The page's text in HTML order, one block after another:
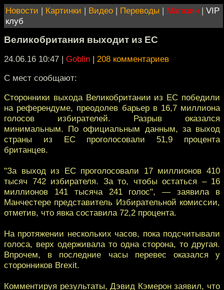
Новости | Картинки | Видео | Переводы | Магазин | VIP
клуб
Великобритания выходит из ЕС
24.06.16 10:47 | Goblin | 208 комментариев
С мест сообщают:
Сторонники выхода Великобритании из ЕС победили
на референдуме, преодолев барьер в 16,7 миллиона
голосов избирателей. Разрыв оказался
минимальным. По официальным данным, за выход
страны из ЕС проголосовали 51,9 процента
британцев.
"За выход из ЕС проголосовали 17 миллионов 410
тысяч 742 избирателя. За то, чтобы остаться – 16
миллионов 141 тысяча 241 голос", — заявила в
Манчестере представитель Избирательной комиссии,
отметив, что явка составила 72,2 процента.
На протяжении нескольких часов, пока подсчитывали
голоса, верх одерживала то одна сторона, то другая.
Впрочем, в последние часы перевес оказался у
сторонников Brexit.
Комментируя результаты, Дэвид Кэмерон заявил, что